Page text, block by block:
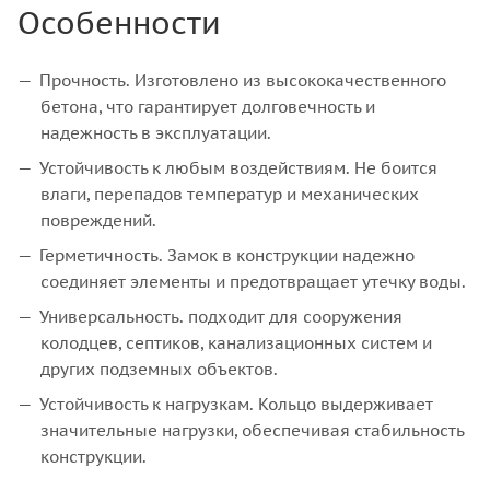
Особенности
Прочность. Изготовлено из высококачественного
бетона, что гарантирует долговечность и
надежность в эксплуатации.
Устойчивость к любым воздействиям. Не боится
влаги, перепадов температур и механических
повреждений.
Герметичность. Замок в конструкции надежно
соединяет элементы и предотвращает утечку воды.
Универсальность. подходит для сооружения
колодцев, септиков, канализационных систем и
других подземных объектов.
Устойчивость к нагрузкам. Кольцо выдерживает
значительные нагрузки, обеспечивая стабильность
конструкции.